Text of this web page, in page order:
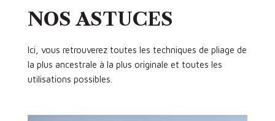
NOS ASTUCES
Ici, vous retrouverez toutes les techniques de pliage de
la plus ancestrale à la plus originale et toutes les
utilisations possibles.